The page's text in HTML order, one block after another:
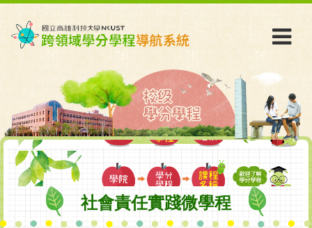
社會責任實踐微學程